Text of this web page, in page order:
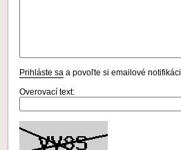
Prihláste sa a povoľte si emailové
Overovací text: